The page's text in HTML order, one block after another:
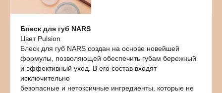
Блеск для губ NARS
Цвет Pulsion
Блеск для губ NARS создан на основе новейшей
формулы, позволяющей обеспечить губам бережный
и эффективный уход. В его состав входят
исключительно
безопасные и нетоксичные ингредиенты, которые не